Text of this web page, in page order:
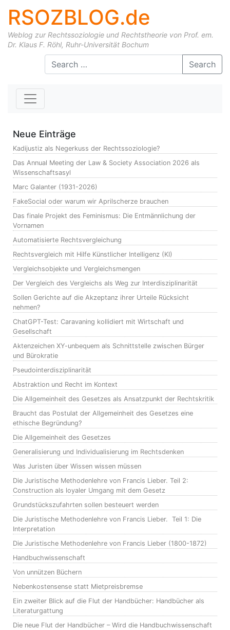
RSOZBLOG.de
Weblog zur Rechtssoziologie und Rechtstheorie von Prof. em.
Dr. Klaus F. Röhl, Ruhr-Universität Bochum
Skip to content Search
Neue Einträge
Kadijustiz als Negerkuss der Rechtssoziologie?
Das Annual Meeting der Law & Society Association 2026 als
Wissenschaftsasyl
Marc Galanter (1931-2026)
FakeSocial oder warum wir Aprilscherze brauchen
Das finale Projekt des Feminismus: Die Entmännlichung der
Vornamen
Automatisierte Rechtsvergleichung
Rechtsvergleich mit Hilfe Künstlicher Intelligenz (KI)
Vergleichsobjekte und Vergleichsmengen
Der Vergleich des Vergleichs als Weg zur Interdisziplinarität
Sollen Gerichte auf die Akzeptanz ihrer Urteile Rücksicht
nehmen?
ChatGPT-Test: Caravaning kollidiert mit Wirtschaft und
Gesellschaft
Aktenzeichen XY-unbequem als Schnittstelle zwischen Bürger
und Bürokratie
Pseudointerdisziplinarität
Abstraktion und Recht im Kontext
Die Allgemeinheit des Gesetzes als Ansatzpunkt der Rechtskritik
Braucht das Postulat der Allgemeinheit des Gesetzes eine
ethische Begründung?
Die Allgemeinheit des Gesetzes
Generalisierung und Individualisierung im Rechtsdenken
Was Juristen über Wissen wissen müssen
Die Juristische Methodenlehre von Francis Lieber. Teil 2:
Construction als loyaler Umgang mit dem Gesetz
Grundstückszufahrten sollen besteuert werden
Die Juristische Methodenlehre von Francis Lieber. Teil 1: Die
Interpretation
Die Juristische Methodenlehre von Francis Lieber (1800-1872)
Handbuchwissenschaft
Von unnützen Büchern
Nebenkostensense statt Mietpreisbremse
Ein zweiter Blick auf die Flut der Handbücher: Handbücher als
Literaturgattung
Die neue Flut der Handbücher – Wird die Handbuchwissenschaft